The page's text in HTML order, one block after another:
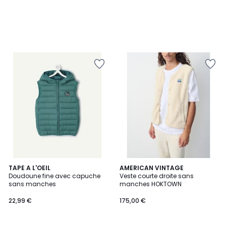
TAPE A L'OEIL
Doudoune fine avec capuche
sans manches
22,99 €
AMERICAN VINTAGE
Veste courte droite sans
manches HOKTOWN
175,00 €
5
Couleurs